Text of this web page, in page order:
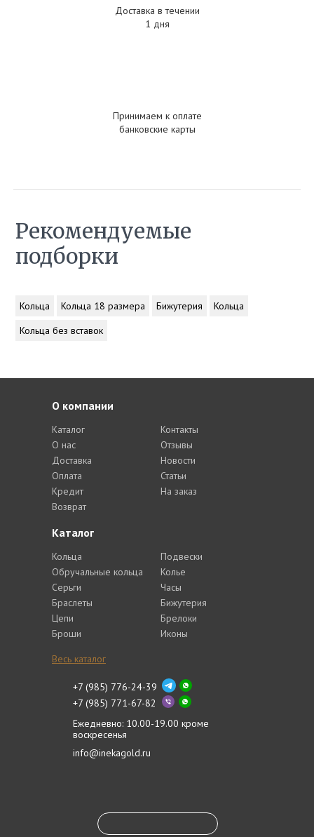
Доставка в течении
1 дня
Принимаем к оплате
банковские карты
Рекомендуемые
подборки
Кольца Кольца 18 размера Бижутерия
Кольца
Кольца без вставок
Каталог
Кольца
Обручальные кольца
Серьги
Браслеты
Цепи
Броши
Подвески
Колье
Часы
Бижутерия
Брелоки
Иконы
Весь каталог
О компании
Каталог
О нас
Доставка
Оплата
Кредит
Возврат
Контакты
Отзывы
Новости
Статьи
На заказ
+7 (985) 776-24-39
+7 (985) 771-67-82
Ежедневно: 10.00-19.00 кроме
воскресенья
info@inekagold.ru